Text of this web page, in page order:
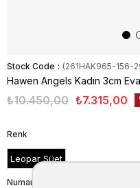
Stock Code (261HAK965-156-
Hawen Angels Kadın 3cm
₺10.450,00 ₺7.315,00
Renk
Leopar Süet
Numara